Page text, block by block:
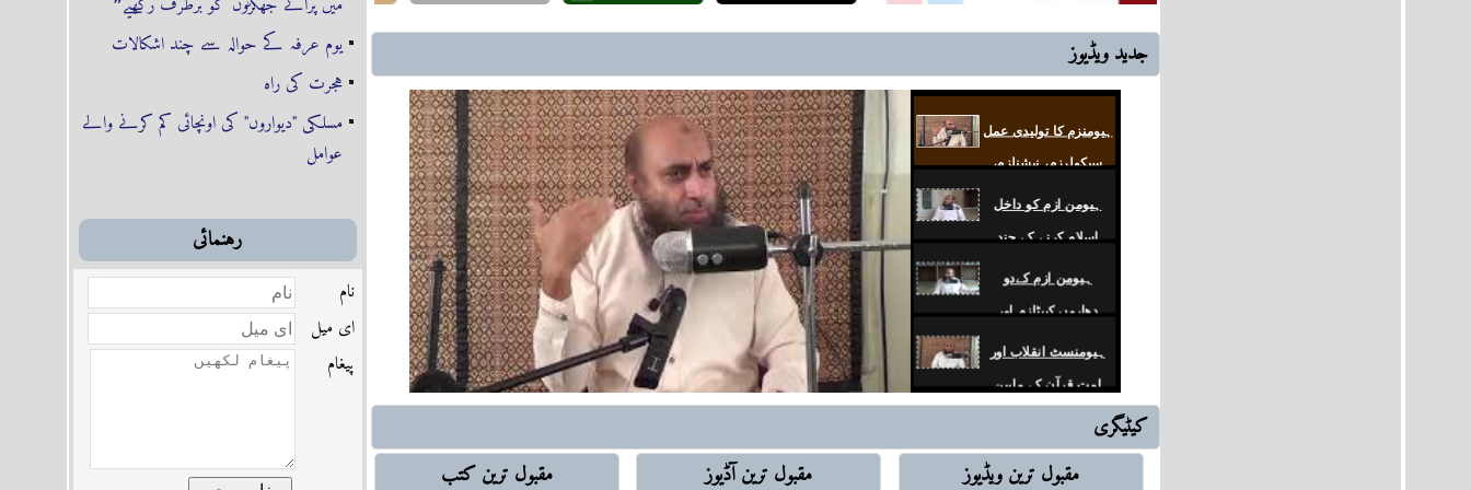
یوم عرفہ کے حوالہ سے چند اشکالات
ہجرت کی راہ
مسلکی "دیواروں" کی اونچائی کم کرنے والے
عوامل
رہنمائى
نام
اى ميل
پیغام
رافضہ کی تکفیر و عدم تکفیر، ہر دو اہل سنت کا
ایقاظ اِس آگ کو بجھانے کیلئے آواز اٹھاتا چلا آ رہا
ہے
شیعہ سٹوڈنٹ کے ساتھ دوستی، شادی بیاہ
ہوشیار باش.. بیرونی ہتھکنڈے اور شیعہ سنی فساد
شیعہ سنی تصادم میں ابن تیمیہؒ کو ملوث کرنا!
خلافتِ راشدہ کے بعد کے اسلامی ادوار، متوازن
سوچ کی ضرورت
خلافت و ملوکیت.. ’تھیوکریسی‘ اور ’ڈیموکریسی‘ ہردو
شرک کی نفی
لبنان تا خلیج ِعدن ایرانی عزائم
جديد ويڈيوز
اشارات قرآنی سیریز
حلقہ1
ہیومنزم کا تولیدی عمل
سیکولرزم، نیشنلزم،
لبرلزم
ہیومن ازم کو داخل
اسلام کرنے کے چند
مظاہر
ہیومن ازم کےدو
دھاروں کیپٹلزم اور
کمیونزم کی جنگ
ہیومنسٹ انقلاب اور
امتِ قرآن کے مابین
کیٹیگری
مقبول ترین کتب
مقبول ترین آڈيوز مقبول ترین ويڈيوز